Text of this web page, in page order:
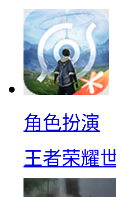
角色扮演
王者荣耀